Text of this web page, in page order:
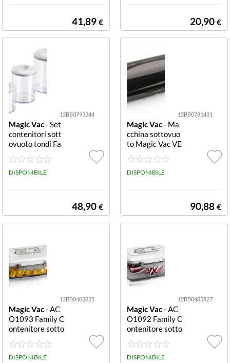
41,89 € 20,90 €
12BB0793244
Magic Vac- Set
contenitori sott
ovuoto tondi Fa
mily ACO1182
Set Tondi
DISPONIBILE
48,90 €
12BB0781431
Magic Vac- Ma
cchina sottovuo
to Magic Vac VE
59PK1 ELITE 3
00 Plus Black 3
00 Plus
DISPONIBILE
90,88 €
12BB0483835
Magic Vac- AC
O1093 Family C
ontenitore sotto
vuoto Rettangol
are 1 L Contenit
ore sottovuoto
DISPONIBILE
12BB0483827
Magic Vac- AC
O1092 Family C
ontenitore sotto
vuoto Rettangol
are 1,5 L Conten
itore sottovuoto
DISPONIBILE